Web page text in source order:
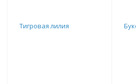
Тигровая лилия